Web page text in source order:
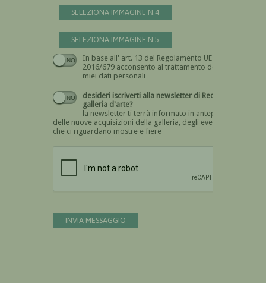
SELEZIONA IMMAGINE N.4
SELEZIONA IMMAGINE N.5
In base all' art. 13 del Regolamento UE n.
2016/679 acconsento al trattamento dei
miei dati personali
Devi dare il consenso
desideri iscriverti alla newsletter di Recta
galleria d'arte?
la newsletter ti terrà informato in anteprima
delle nuove acquisizioni della galleria, degli eventi
che ci riguardano mostre e fiere
INVIA MESSAGGIO